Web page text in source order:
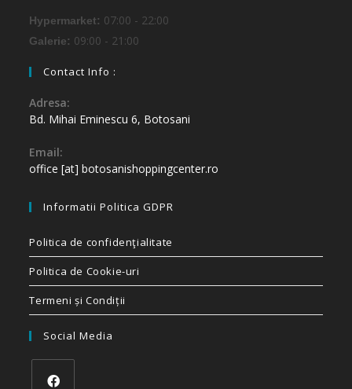
Hypermarket: 07:00 - 22:00
Galerie: 09:00 - 21:00
Contact Info :
Adresa:
Bd. Mihai Eminescu 6, Botosani
Email:
office [at] botosanishoppingcenter.ro
Informatii Politica GDPR
Politica de confidenţialitate
Politica de Cookie-uri
Termeni și Condiții
Social Media